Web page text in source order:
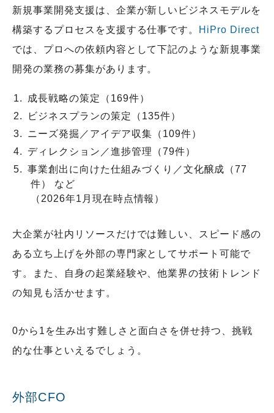
新規事業開発支援は、企業が新しいビジネスモデルを
構築するプロセスを支援する仕事です。
HiPro Direct
では、プロへの依頼内容として下記のような新規事業
開発の業務の募集があります。
成長戦略の策定（169件）
ビジネスプランの策定（135件）
ニーズ発掘／アイデア収集（109件）
ディレクション／進捗管理（79件）
事業創出に向けた仕組みづくり／文化醸成（77
件） など
（2026年1月現在時点情報）
大企業が社内リソースだけでは難しい、スピード感の
ある立ち上げを外部の専門家としてサポート可能で
す。また、自身の起業経験や、他業界の技術トレンド
の知見も活かせます。
0から1を生み出す難しさと面白さを併せ持つ、挑戦
的な仕事といえるでしょう。
外部CFO